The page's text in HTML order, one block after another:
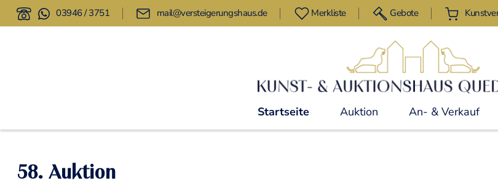
03946 / 3751 mail@versteigerungshaus.de Merkliste Gebote
Startseite Auktion An- & Verkauf
58. Auktion